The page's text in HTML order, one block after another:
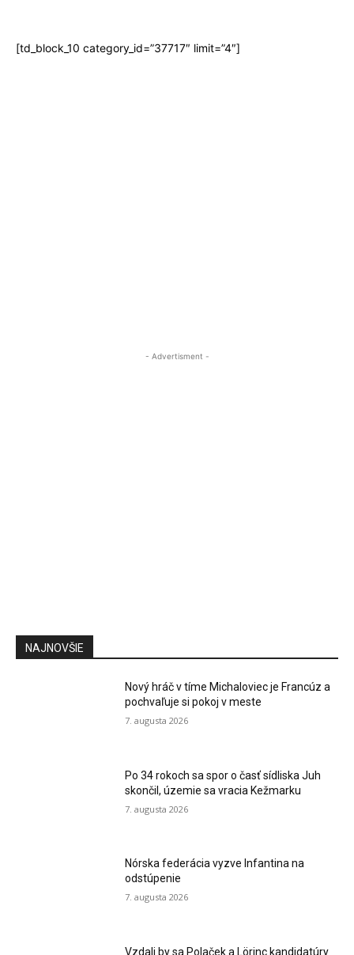
[td_block_10 category_id=”37717″ limit=”4″]
- Advertisment -
NAJNOVŠIE
Nový hráč v tíme Michaloviec je Francúz a
pochvaľuje si pokoj v meste
7. augusta 2026
Po 34 rokoch sa spor o časť sídliska Juh
skončil, územie sa vracia Kežmarku
7. augusta 2026
Nórska federácia vyzve Infantina na
odstúpenie
7. augusta 2026
Vzdali by sa Polaček a Lörinc kandidatúry